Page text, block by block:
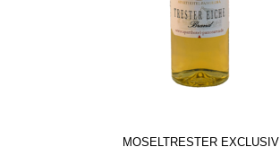
MOSELTRESTER EXCLUSIV